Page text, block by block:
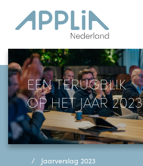
Ga naar de inhoud
EEN TERUGBLIK
OP HET JAAR 2023
Jaarverslag 2023